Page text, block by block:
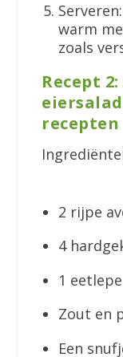
warm
zoals
Recept
recepten
2 rijpe
4
1
Zout en
Een